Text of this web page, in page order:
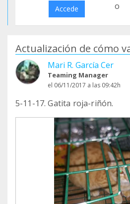
Accede o
Actualización de cómo
Mari R. García Cer
Teaming Manager
el 06/11/2017 a las 09:42h
5-11-17. Gatita roja-riñón.